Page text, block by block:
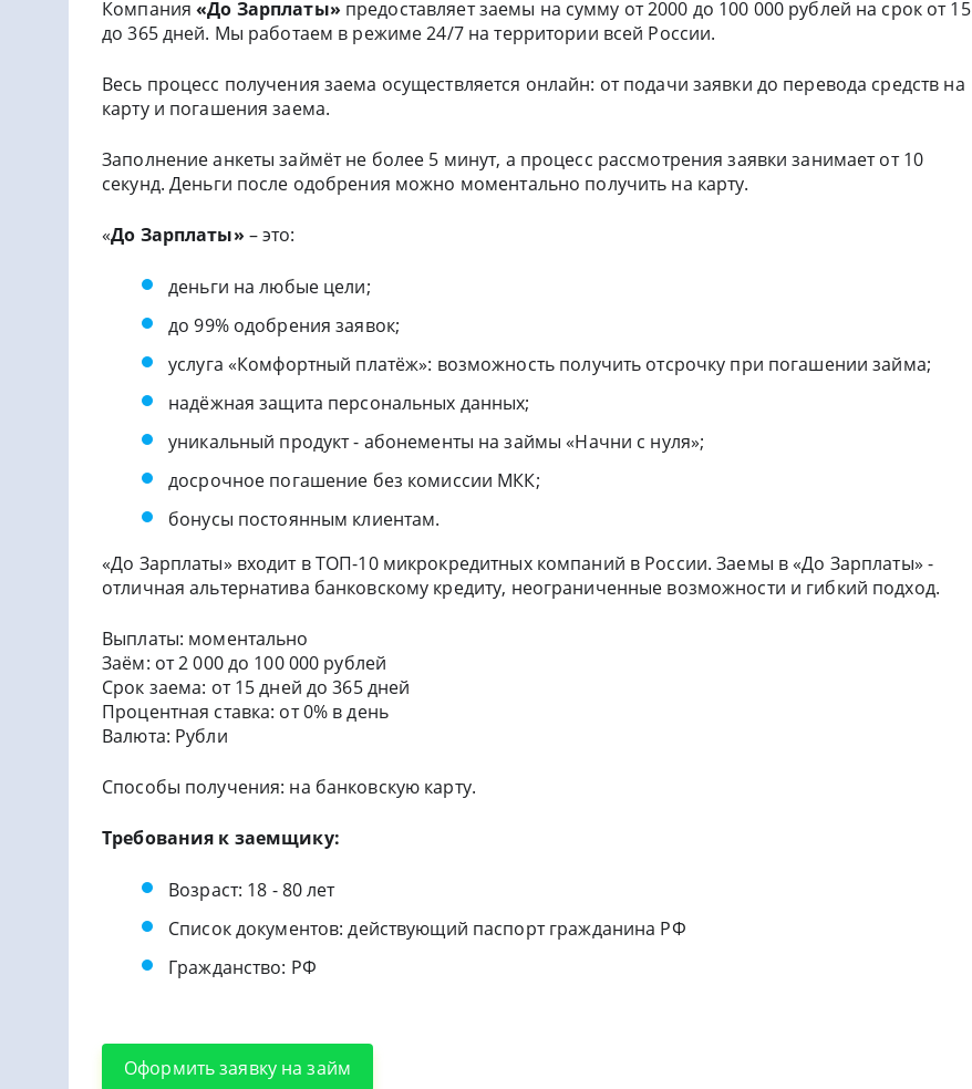
Компания «До Зарплаты» предоставляет заемы на сумму от 2000 до 100 000 рублей на срок от 15
до 365 дней. Мы работаем в режиме 24/7 на территории всей России.
Весь процесс получения заема осуществляется онлайн: от подачи заявки до перевода средств на
карту и погашения заема.
Заполнение анкеты займёт не более 5 минут, а процесс рассмотрения заявки занимает от 10
секунд. Деньги после одобрения можно моментально получить на карту.
«До Зарплаты» – это:
деньги на любые цели;
до 99% одобрения заявок;
услуга «Комфортный платёж»: возможность получить отсрочку при погашении займа;
надёжная защита персональных данных;
уникальный продукт - абонементы на займы «Начни с нуля»;
досрочное погашение без комиссии МКК;
бонусы постоянным клиентам.
«До Зарплаты» входит в ТОП-10 микрокредитных компаний в России. Заемы в «До Зарплаты» -
отличная альтернатива банковскому кредиту, неограниченные возможности и гибкий подход.
Выплаты: моментально
Заём: от 2 000 до 100 000 рублей
Срок заема: от 15 дней до 365 дней
Процентная ставка: от 0% в день
Валюта: Рубли
Способы получения: на банковскую карту.
Требования к заемщику:
Возраст: 18 - 80 лет
Список документов: действующий паспорт гражданина РФ
Гражданство: РФ
Оформить заявку на займ